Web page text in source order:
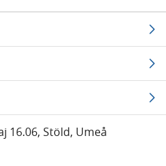
16.06, Stöld, Umeå